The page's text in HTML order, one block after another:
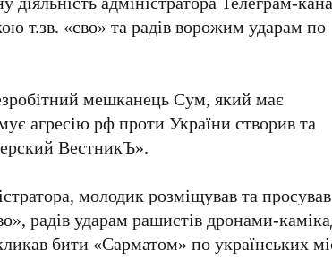
т.зв. «сво» та радів ворожим ударам по
мешканець Сум, який має
агресію рф проти України створив та
ВестникЪ».
молодик розміщував та
радів ударам рашистів дронами-
бити «Сарматом» по українських